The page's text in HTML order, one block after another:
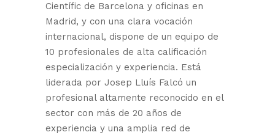
Científic de Barcelona y oficinas en
Madrid, y con una clara vocación
internacional, dispone de un equipo de
10 profesionales de alta calificación
especialización y experiencia. Está
liderada por Josep Lluís Falcó un
profesional altamente reconocido en el
sector con más de 20 años de
experiencia y una amplia red de